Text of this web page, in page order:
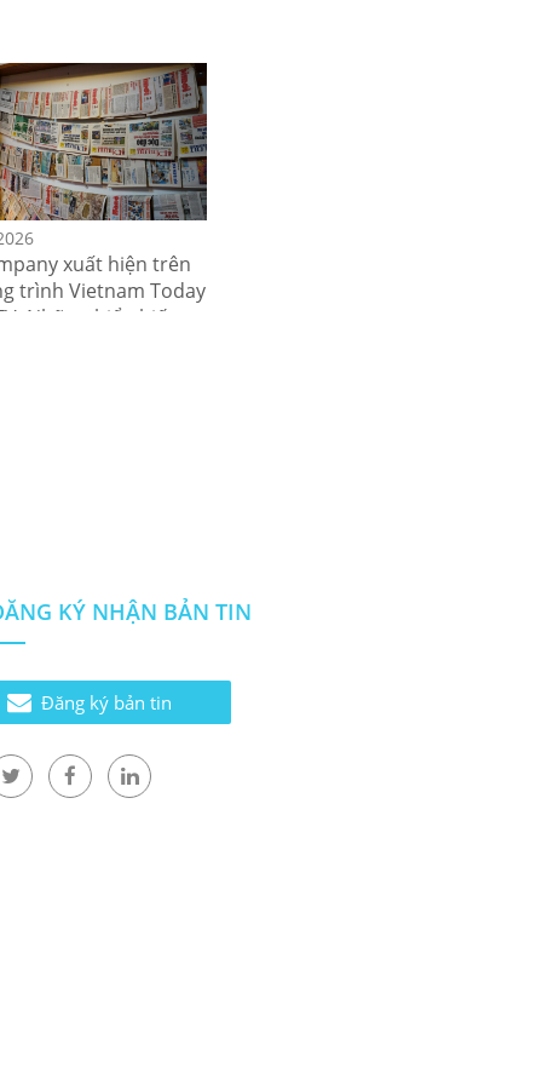
xuất hiện trên
trình Vietnam Today
Những hiểu biết
KÝ NHẬN BẢN TIN
Đăng ký bản tin